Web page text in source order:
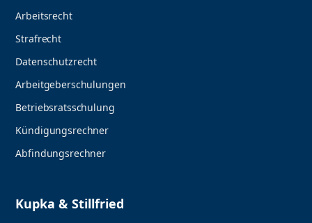
Arbeitsrecht
Strafrecht
Datenschutzrecht
Arbeitgeberschulungen
Betriebsratsschulung
Kündigungsrechner
Abfindungsrechner
Kupka & Stillfried